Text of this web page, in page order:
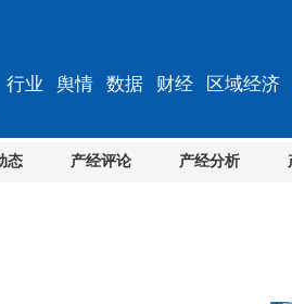
态 产经评论 产经分析
行业 舆情 数据 财经 区域经济